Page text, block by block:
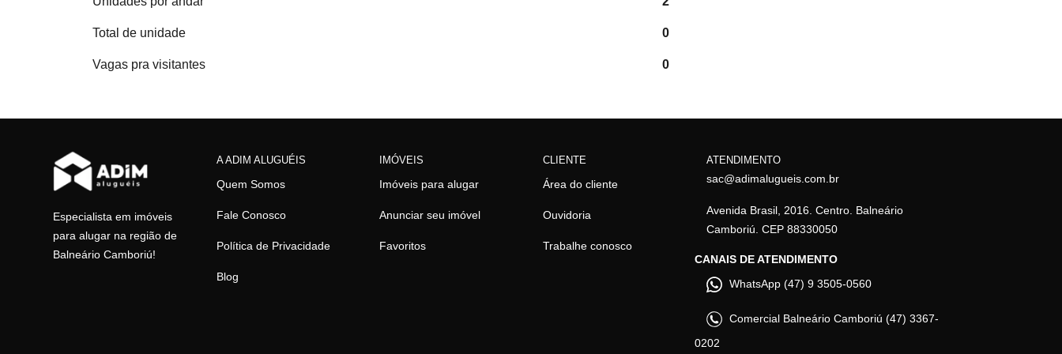
Total de unidade 0
Vagas pra visitantes 0
Especialista em imóveis
para alugar na região de
Balneário Camboriú!
A ADIM ALUGUÉIS
Quem Somos
Fale Conosco
Política de Privacidade
Blog
IMÓVEIS
Imóveis para alugar
Anunciar seu imóvel
Favoritos
CLIENTE
Área do cliente
Ouvidoria
Trabalhe conosco
ATENDIMENTO
sac@adimalugueis.com.br
Avenida Brasil, 2016. Centro. Balneário
Camboriú. CEP 88330050
CANAIS DE ATENDIMENTO
WhatsApp (47) 9 3505-0560
Comercial Balneário Camboriú (47) 3367-
0202